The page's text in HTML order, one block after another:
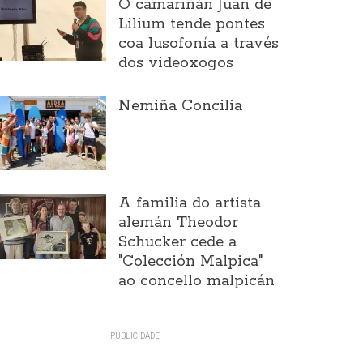
O camariñán Juan de
Lilium tende pontes
coa lusofonía a través
dos videoxogos
Nemiña Concilia
A familia do artista
alemán Theodor
Schücker cede a
"Colección Malpica"
ao concello malpicán